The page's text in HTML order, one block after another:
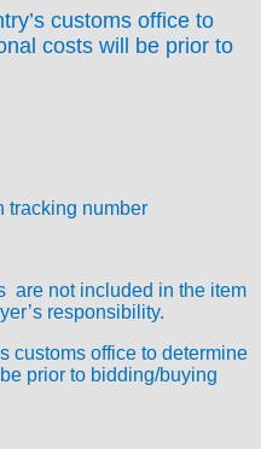
customs office to
costs will be prior to
tracking number
are not included in the item
responsibility.
customs office to determine
prior to bidding/buying